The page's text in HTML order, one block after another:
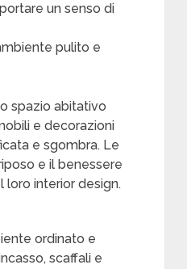
un senso di
pulito e
spazio abitativo
e decorazioni
e sgombra. Le
e il benessere
interior design.
ordinato e
scaffali e